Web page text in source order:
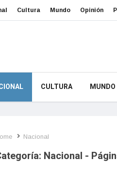
Cultura Mundo Opinión
CULTURA MUNDO
Nacional
Nacional -